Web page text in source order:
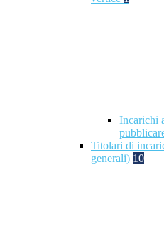
Incarichi
Titolari di
generali) 10